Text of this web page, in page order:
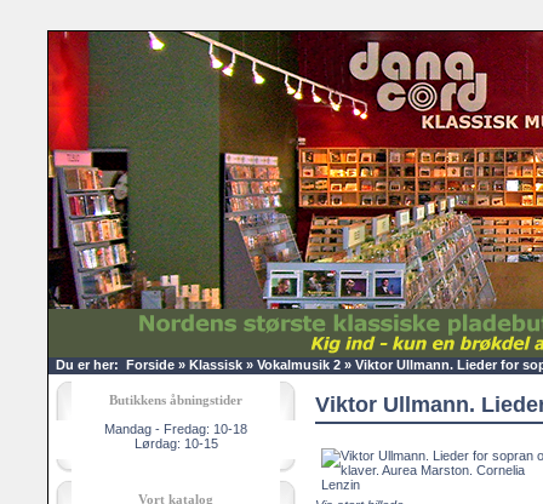
Du er her: Forside » Klassisk » Vokalmusik 2 » Viktor Ullmann. Lieder for
Butikkens åbningstider
Mandag - Fredag: 10-18
Lørdag: 10-15
Vort katalog
Viktor Ullmann.